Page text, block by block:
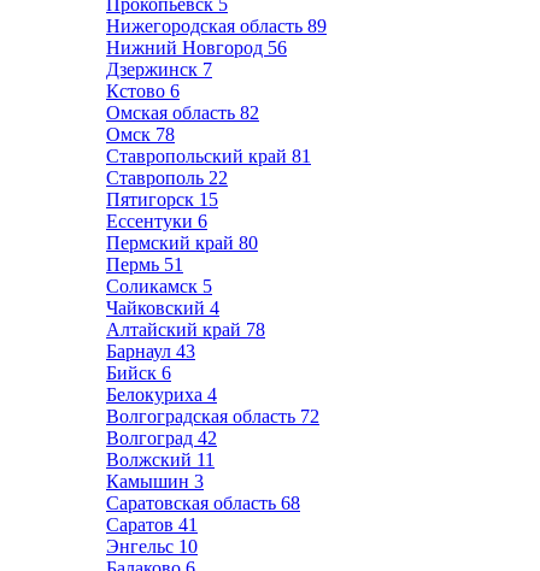
Прокопьевск 5
Нижегородская область 89
Нижний Новгород 56
Дзержинск 7
Кстово 6
Омская область 82
Омск 78
Ставропольский край 81
Ставрополь 22
Пятигорск 15
Ессентуки 6
Пермский край 80
Пермь 51
Соликамск 5
Чайковский 4
Алтайский край 78
Барнаул 43
Бийск 6
Белокуриха 4
Волгоградская область 72
Волгоград 42
Волжский 11
Камышин 3
Саратовская область 68
Саратов 41
Энгельс 10